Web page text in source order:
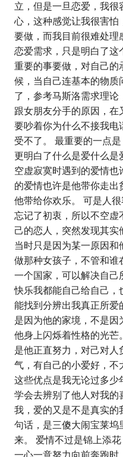
立，但是一旦恋爱，我很
心，这种感觉让我很害
要做，而我目前很难处理
恋爱需求，只是明白了这
重要的事要做，对自己的
候，当自己连基本的物质
了，参考马斯洛需求理
跟女朋友分手的原因，
要吵着你为什么不接我电
受不了。 最重要的一点
更明白了什么是爱什么是
空虚寂寞时遇到的爱情也
的爱情也许是他带你走
他带给你欢乐。 可是人
忘记了初衷，所以不空虚
己的恋人，突然发现其
当时只是因为某一原因和
做那种女孩子，不管和谁
一个国家，可以解决自
快乐我都能自己给自己
能找到分辨出我真正所爱
是因为他的家境，不是
他身上闪烁着性格的光芒
是他正直努力，对己对人
气，有自己的小爱好，不
这些优点是我无论过多少
学会去辨别了他人对我的
我，爱的又是不是真实的
句话，是三傻大闹宝莱
来。 爱情不过是锦上添